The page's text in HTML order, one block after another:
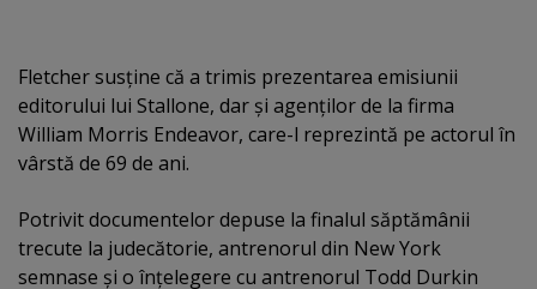
Fletcher susţine că a trimis prezentarea emisiunii
editorului lui Stallone, dar şi agenţilor de la firma
William Morris Endeavor, care-l reprezintă pe actorul în
vârstă de 69 de ani.
Potrivit documentelor depuse la finalul săptămânii
trecute la judecătorie, antrenorul din New York
semnase şi o înţelegere cu antrenorul Todd Durkin